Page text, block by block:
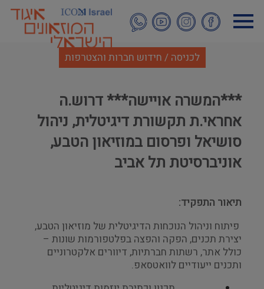
לתוכן
העיקרי
לכניסה / חידוש חברות והצטרפות
***המשרה אויישה*** דרוש.ה
אחראי.ת תקשורת דיגיטלית, ניהול
סושיאל ופרסום במוזיאון הטבע,
אוניברסיטת תל אביב
תיאור התפקיד:
פיתוח וניהול הנוכחות הדיגיטלית של מוזיאון הטבע,
יצירת תכנים, הפקה והפצה בפלטפורמות שונות –
כולל אתר, רשתות חברתיות, דיוורים אלקטרוניים
ותכנים ייעודיים לוואטסאפ.